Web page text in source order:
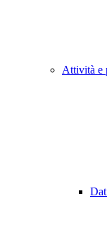
Attività e